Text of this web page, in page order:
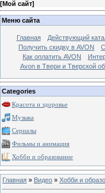
[Мой сайт]
Меню сайта
Главная Действующий
Получить скидку в AVON
Как оплатить AVON
Avon в Твери и Тверской
Categories
Красота и здоровье
Музыка
Сериалы
Фильмы и анимация
Хобби и образование
Главная » Видео » Хобби и